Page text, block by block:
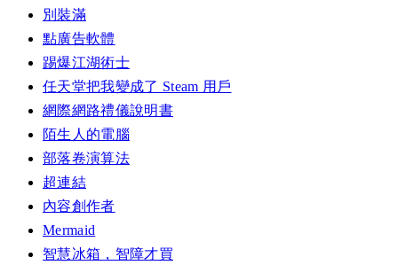
別裝滿
點廣告軟體
踢爆江湖術士
任天堂把我變成了 Steam 用戶
網際網路禮儀說明書
陌生人的電腦
部落卷演算法
超連結
內容創作者
Mermaid
智慧冰箱，智障才買